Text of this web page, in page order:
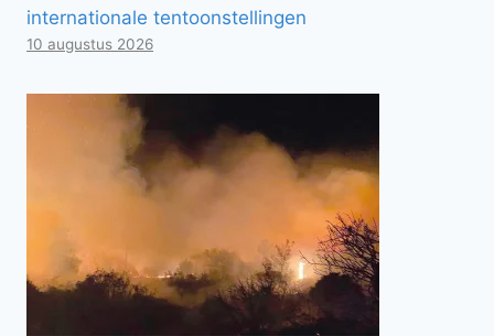
internationale tentoonstellingen
10 augustus 2026